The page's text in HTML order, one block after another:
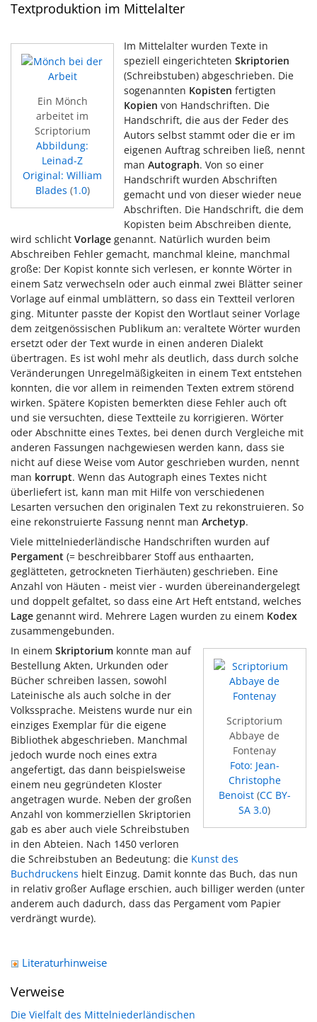
Textproduktion im Mittelalter
Ein Mönch
arbeitet im
Scriptorium
Abbildung:
Leinad-Z
Original: William
Blades (1.0)
Im Mittelalter wurden Texte in
speziell eingerichtetenSkriptorien
(Schreibstuben) abgeschrieben. Die
sogenannten Kopisten fertigten
Kopien von Handschriften. Die
Handschrift, die aus der Feder des
Autors selbst stammt oder die er im
eigenen Auftrag schreiben ließ, nennt
manAutograph. Von so einer
Handschrift wurden Abschriften
gemacht und von dieser wieder neue
Abschriften. Die Handschrift, die dem
Kopisten beim Abschreiben diente,
wird schlicht Vorlage genannt. Natürlich wurden beim
Abschreiben Fehler gemacht, manchmal kleine, manchmal
große: Der Kopist konnte sich verlesen, er konnte Wörter in
einem Satz verwechseln oder auch einmal zwei Blätter seiner
Vorlage auf einmal umblättern, so dass ein Textteil verloren
ging. Mitunter passte der Kopist den Wortlaut seiner Vorlage
dem zeitgenössischen Publikum an: veraltete Wörter wurden
ersetzt oder der Text wurde in einen anderen Dialekt
übertragen. Es ist wohl mehr als deutlich, dass durch solche
Veränderungen Unregelmäßigkeiten in einem Text entstehen
konnten, die vor allem in reimenden Texten extrem störend
wirken. Spätere Kopisten bemerkten diese Fehler auch oft
und sie versuchten, diese Textteile zu korrigieren. Wörter
oder Abschnitte eines Textes, bei denen durch Vergleiche mit
anderen Fassungen nachgewiesen werden kann, dass sie
nicht auf diese Weise vom Autor geschrieben wurden, nennt
man korrupt. Wenn das Autograph eines Textes nicht
überliefert ist, kann man mit Hilfe von verschiedenen
Lesarten versuchen den originalen Text zu rekonstruieren. So
eine rekonstruierte Fassung nennt man Archetyp.
Viele mittelniederländische Handschriften wurden auf
Pergament (= beschreibbarer Stoff aus enthaarten,
geglätteten, getrockneten Tierhäuten) geschrieben. Eine
Anzahl von Häuten - meist vier - wurden übereinandergelegt
und doppelt gefaltet, so dass eine Art Heft entstand, welches
Lage genannt wird. Mehrere Lagen wurden zu einem Kodex
zusammengebunden.
Scriptorium
Abbaye de
Fontenay
Foto: Jean-
Christophe
Benoist(CC BY-
SA 3.0)
In einem Skriptorium konnte man auf
Bestellung Akten, Urkunden oder
Bücher schreiben lassen, sowohl
Lateinische als auch solche in der
Volkssprache. Meistens wurde nur ein
einziges Exemplar für die eigene
Bibliothek abgeschrieben. Manchmal
jedoch wurde noch eines extra
angefertigt, das dann beispielsweise
einem neu gegründeten Kloster
angetragen wurde. Neben der großen
Anzahl von kommerziellen Skriptorien
gab es aber auch viele Schreibstuben
in den Abteien. Nach 1450 verloren
die Schreibstuben an Bedeutung: die Kunst des
Buchdruckens hielt Einzug. Damit konnte das Buch, das nun
in relativ großer Auflage erschien, auch billiger werden (unter
anderem auch dadurch, dass das Pergament vom Papier
verdrängt wurde).
Literaturhinweise
Verweise
Die Vielfalt des Mittelniederländischen